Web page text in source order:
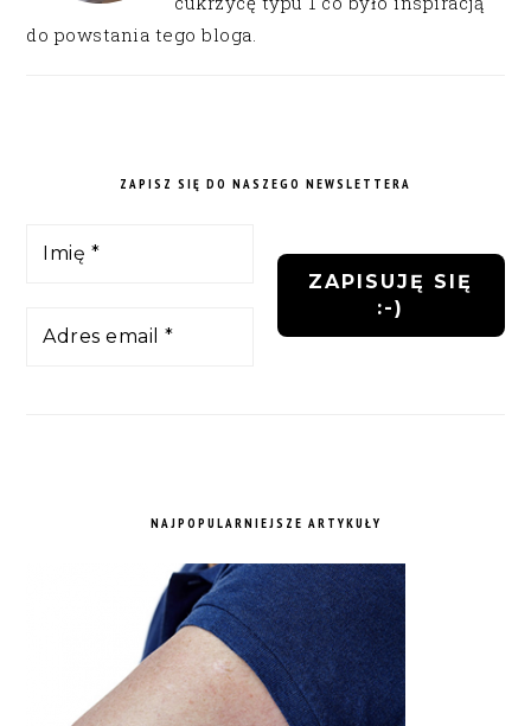
do powstania tego bloga.
ZAPISZ SIĘ DO NASZEGO NEWSLETTERA
NAJPOPULARNIEJSZE ARTYKUŁY